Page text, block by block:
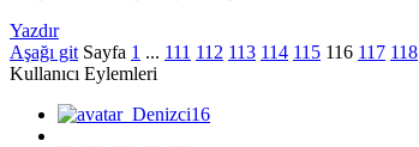
Yazdır
Aşağı git Sayfa 1 ... 111 112 113 114 115 116 117 118
Kullanıcı Eylemleri